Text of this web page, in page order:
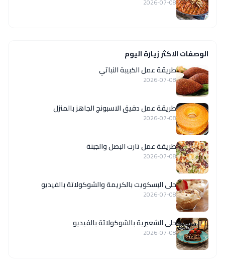
الوصفات الاكثر زيارة اليوم
طريقة عمل الكبيبة النباتي
2026-07-08
طريقة عمل دقيق الاسبونج الجاهز بالمنزل
2026-07-08
طريقة عمل تارت البصل والجبنة
2026-07-08
حلى البسكويت بالكريمة والشوكولاتة بالفيديو
2026-07-08
حلى الشعيرية بالشوكولاتة بالفيديو
2026-07-08